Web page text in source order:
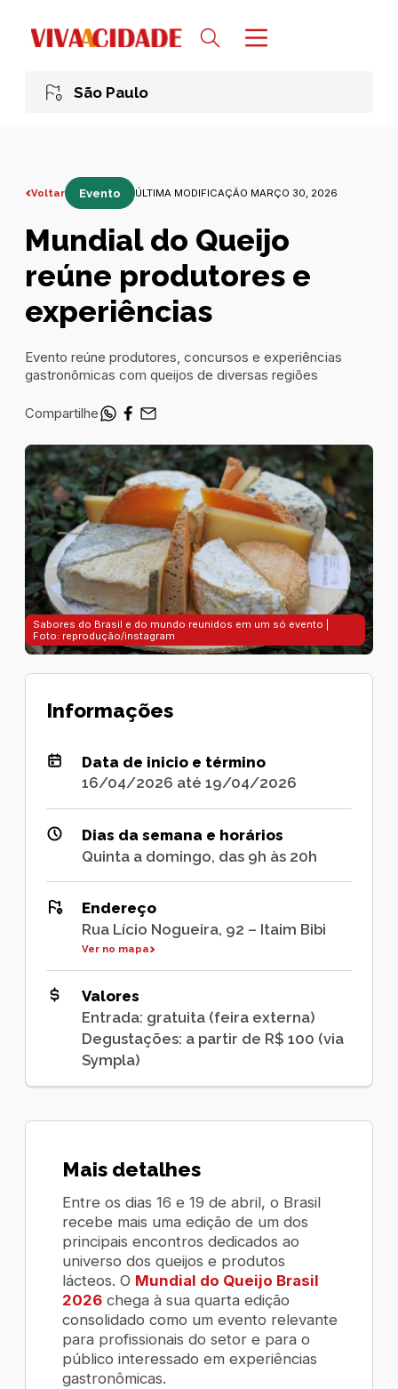
São Paulo
Voltar Evento ÚLTIMA MODIFICAÇÃO MARÇO 30, 2026
Mundial do Queijo
reúne produtores e
experiências
Evento reúne produtores, concursos e experiências
gastronômicas com queijos de diversas regiões
Compartilhe
Sabores do Brasil e do mundo reunidos em um só evento |
Foto: reprodução/instagram
Informações
Data de inicio e término
16/04/2026 até 19/04/2026
Dias da semana e horários
Quinta a domingo, das 9h às 20h
Endereço
Rua Lício Nogueira, 92 – Itaim Bibi
Ver no mapa
Valores
Entrada: gratuita (feira externa)
Degustações: a partir de R$ 100 (via
Sympla)
Mais detalhes
Entre os dias 16 e 19 de abril, o Brasil
recebe mais uma edição de um dos
principais encontros dedicados ao
universo dos queijos e produtos
lácteos. O Mundial do Queijo Brasil
2026 chega à sua quarta edição
consolidado como um evento relevante
para profissionais do setor e para o
público interessado em experiências
gastronômicas.